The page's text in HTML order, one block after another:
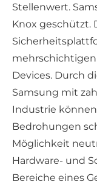
Stellenwert.
Knox geschützt.
Devices. Durch
Samsung mit
Industrie
Bedrohungen
Möglichkeit
Hardware- und
Bereiche eines